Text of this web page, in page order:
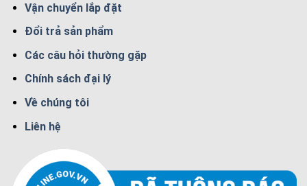
Vận chuyển lắp đặt
Đổi trả sản phẩm
Các câu hỏi thường gặp
Chính sách đại lý
Về chúng tôi
Liên hệ